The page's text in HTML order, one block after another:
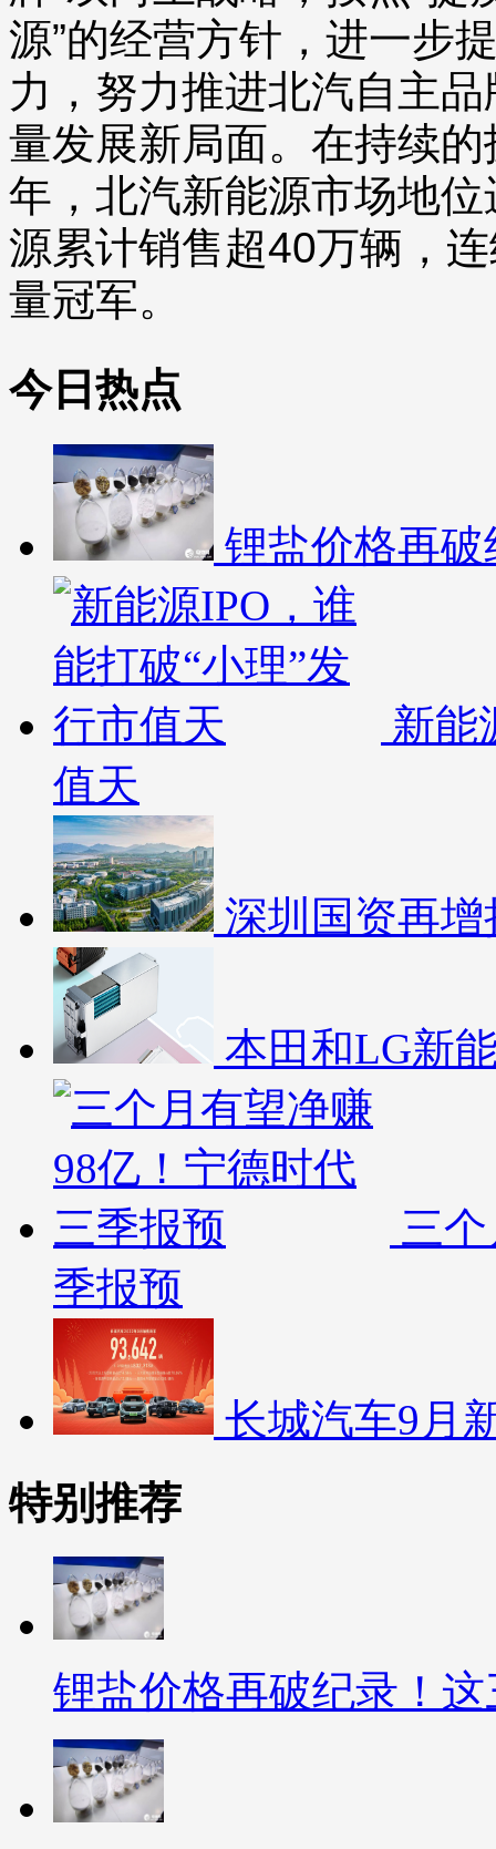
源”的经营方针，进一步
力，努力推进北汽自主
量发展新局面。在持续
年，北汽新能源市场地
源累计销售超40万辆，
量冠军。
今日热点
锂盐价格再
新能
值天
深圳国资再
本田和LG新
三
季报预
长城汽车9月
特别推荐
锂盐价格再破纪录！